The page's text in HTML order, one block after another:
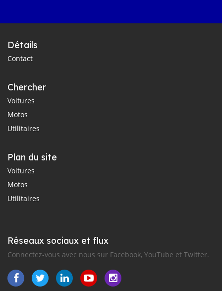
Détails
Contact
Chercher
Voitures
Motos
Utilitaires
Plan du site
Voitures
Motos
Utilitaires
Réseaux sociaux et flux
Connectez-vous avec nous sur Facebook, YouTube et Twitter.